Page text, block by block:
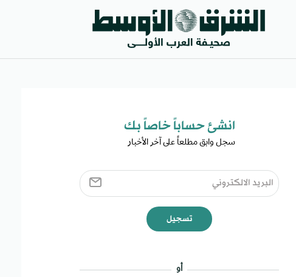
انشئ حساباً خاصاً بك​
سجل وابق مطلعاً على آخر الأخبار ​
تسجيل
أو